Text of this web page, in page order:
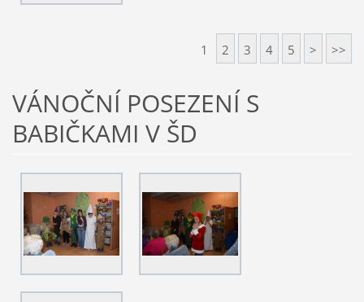
1 2 3 4 5 > >>
VÁNOČNÍ POSEZENÍ S
BABIČKAMI V ŠD